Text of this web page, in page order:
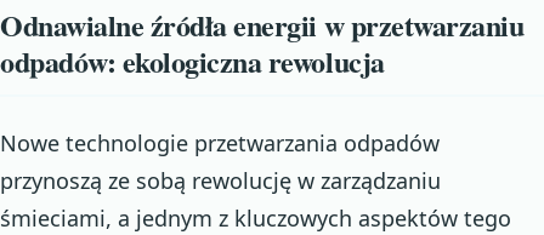
Odnawialne źródła energii w przetwarzaniu
odpadów: ekologiczna rewolucja
Nowe technologie przetwarzania odpadów
przynoszą ze sobą rewolucję w zarządzaniu
śmieciami, a jednym z kluczowych aspektów tego